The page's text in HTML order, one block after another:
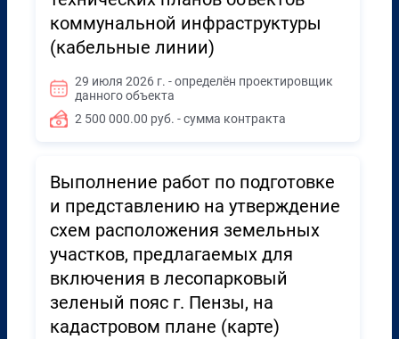
коммунальной инфраструктуры
(кабельные линии)
29 июля 2026 г. - определён проектировщик
данного объекта
2 500 000.00 руб. - сумма контракта
Выполнение работ по подготовке
и представлению на утверждение
схем расположения земельных
участков, предлагаемых для
включения в лесопарковый
зеленый пояс г. Пензы, на
кадастровом плане (карте)